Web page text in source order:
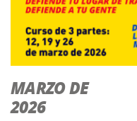
MARZO DE
2026